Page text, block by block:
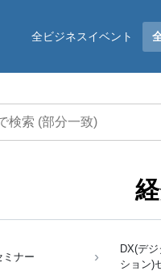
全ビジネスイベント
ミナー
DX(デ
ション)